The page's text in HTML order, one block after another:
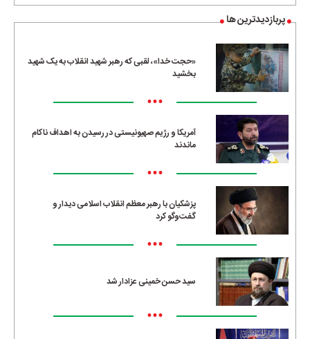
پربازدیدترین ها
«حجت خدا»، لقبی که رهبر شهید انقلاب به یک شهید
بخشید
•••
آمریکا و رژیم صهیونیستی در رسیدن به اهداف ناکام
ماندند
•••
پزشکیان با رهبر معظم انقلاب اسلامی دیدار و
گفت‌وگو کرد
•••
سید حسن خمینی عزادار شد
•••